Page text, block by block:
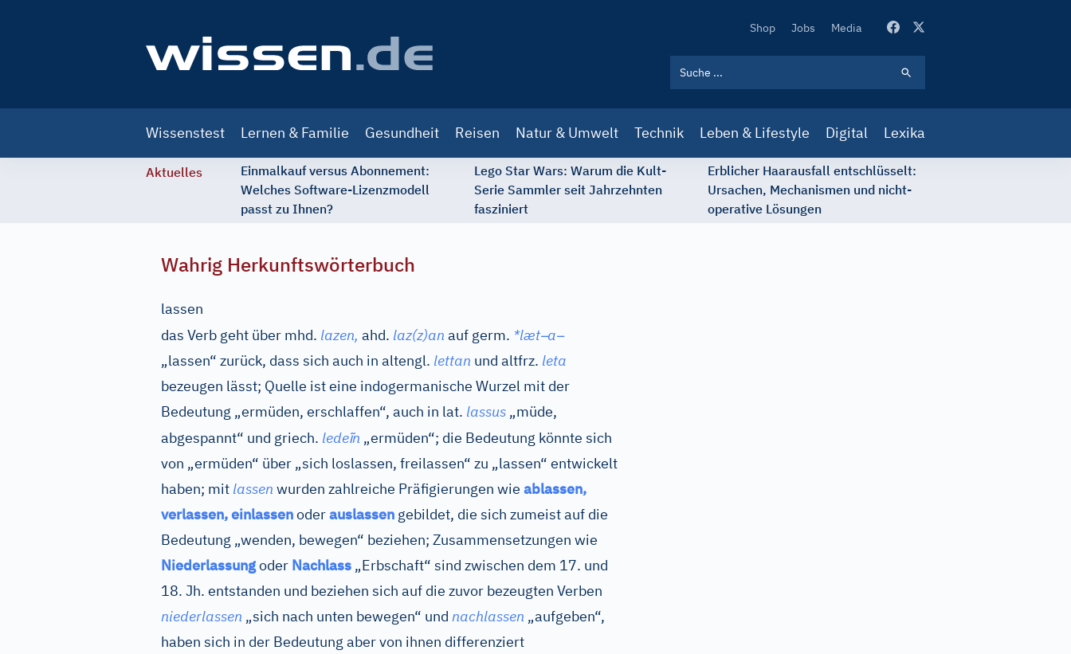
Secondary
Shop Jobs Media
navigation
Wissenstest Lernen & Familie Gesundheit Reisen Natur & Umwelt Technik Leben & Lifestyle Digital Lexika
Aktuelles
Einmalkauf versus Abonnement:
Welches Software-Lizenzmodell
passt zu Ihnen?
Lego Star Wars: Warum die Kult-
Serie Sammler seit Jahrzehnten
fasziniert
Erblicher Haarausfall entschlüsselt:
Ursachen, Mechanismen und nicht-
operative Lösungen
Wahrig Herkunftswörterbuch
lassen
das Verb geht über mhd. lazen, ahd. laz(z)an auf germ. *læt–a–
„lassen“ zurück, dass sich auch in altengl. lettan und altfrz. leta
bezeugen lässt; Quelle ist eine indogermanische Wurzel mit der
Bedeutung „ermüden, erschlaffen“, auch in lat. lassus „müde,
abgespannt“ und griech. ledeĩn „ermüden“; die Bedeutung könnte sich
von „ermüden“ über „sich loslassen, freilassen“ zu „lassen“ entwickelt
haben; mit lassen wurden zahlreiche Präfigierungen wie ablassen,
verlassen, einlassenoderauslassen gebildet, die sich zumeist auf die
Bedeutung „wenden, bewegen“ beziehen; Zusammensetzungen wie
Niederlassungoder Nachlass „Erbschaft“ sind zwischen dem 17. und
18. Jh. entstanden und beziehen sich auf die zuvor bezeugten Verben
niederlassen „sich nach unten bewegen“ und nachlassen „aufgeben“,
haben sich in der Bedeutung aber von ihnen differenziert